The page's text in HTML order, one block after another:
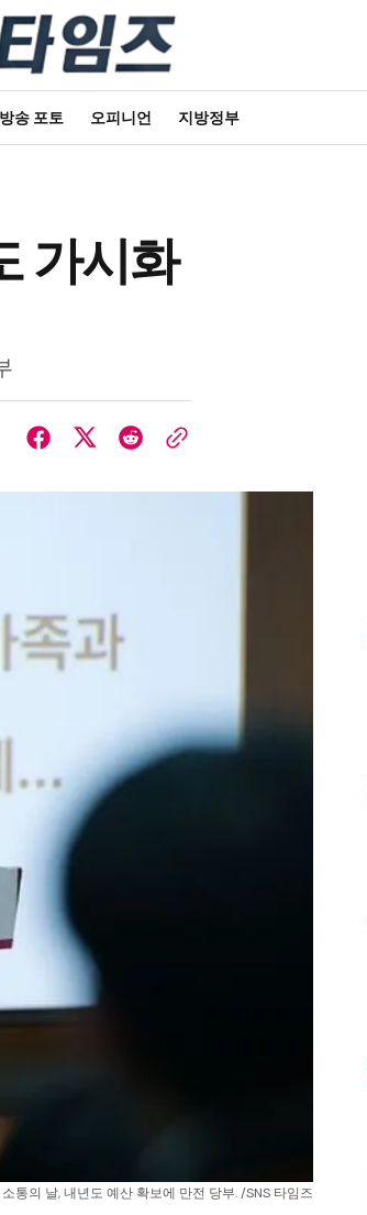
방송 포토 오피니언 지방정부
가시화
통의 날, 내년도 예산 확보에 만전 당부. /SNS 타임즈